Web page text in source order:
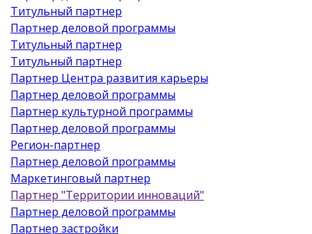
Титульный партнер
Партнер деловой программы
Титульный партнер
Титульный партнер
Партнер Центра развития карьеры
Партнер деловой программы
Партнер культурной программы
Партнер деловой программы
Регион-партнер
Партнер деловой программы
Маркетинговый партнер
Партнер "Территории инноваций"
Партнер деловой программы
Партнер застройки